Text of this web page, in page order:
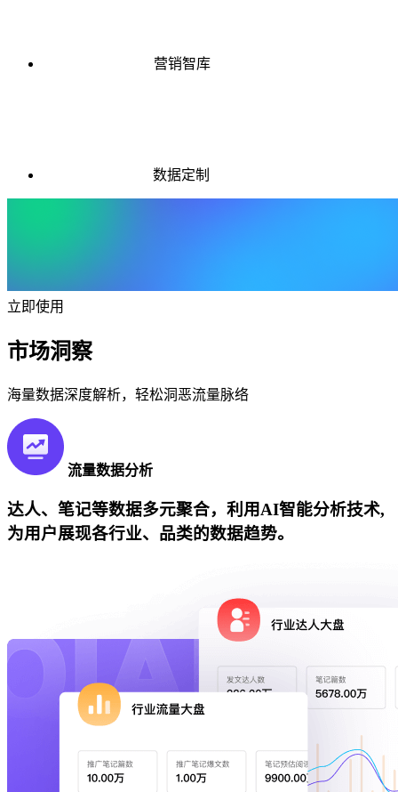
营销智库
数据定制
立即使用
市场洞察
海量数据深度解析，轻松洞恶流量脉络
流量数据分析
达人、笔记等数据多元聚合，利用AI智能分析技术,
为用户展现各行业、品类的数据趋势。